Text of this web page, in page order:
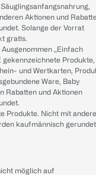
Aktionen und
Solange der Vorrat
gratis.
Ausgenommen „Einfach
gekennzeichnete Produkte,
und Wertkarten,
Ware, Baby
Rabatten und Aktionen
Produkte. Nicht mit
kaufmännisch
möglich auf